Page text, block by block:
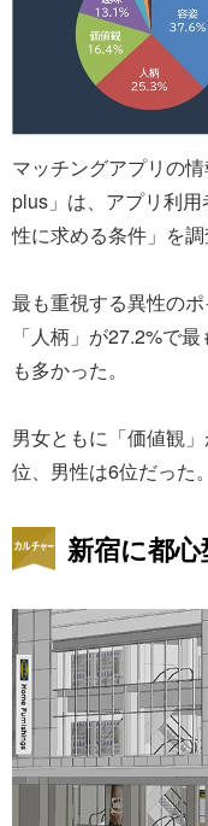
マッチングアプリの
plus」は、アプリ利
性に求める条件」を調
最も重視する異性の
「人柄」が27.2%で
も多かった。
男女ともに「価値観
位、男性は6位だった。
新宿に都